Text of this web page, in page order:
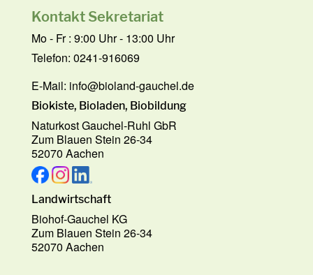
Kontakt Sekretariat
Mo - Fr : 9:00 Uhr - 13:00 Uhr
Telefon: 0241-916069
E-Mail: info@bioland-gauchel.de
Biokiste, Bioladen, Biobildung
Naturkost Gauchel-Ruhl GbR
Zum Blauen Stein 26-34
52070 Aachen
Landwirtschaft
Biohof-Gauchel KG
Zum Blauen Stein 26-34
52070 Aachen